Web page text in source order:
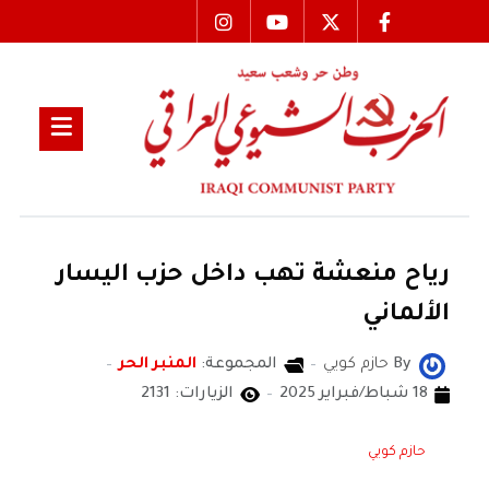
رياح منعشة تهب داخل حزب اليسار
الألماني
By حازم كويي المجموعة: المنبر الحر
18 شباط/فبراير 2025
الزيارات: 2131
حازم كويي